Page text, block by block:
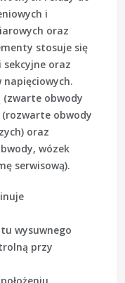
i
oraz
stosuje się
sekcyjne oraz
(zwarte obwody
(rozwarte obwody
oraz
wózek
serwisową).
wysuwnego
przy